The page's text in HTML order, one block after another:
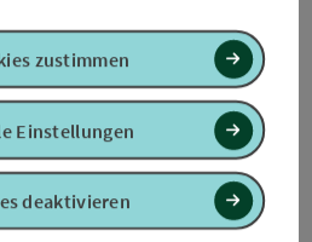
deaktivieren
Einstellungen
zustimmen